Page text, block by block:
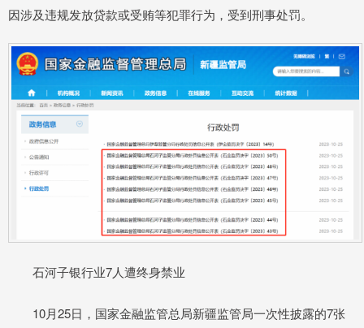
因涉及违规发放贷款或受贿等犯罪行为，受到刑事处罚。
石河子银行业7人遭终身禁业
10月25日，国家金融监管总局新疆监管局一次性披露的7张